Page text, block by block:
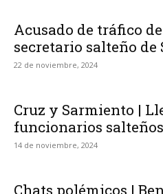
Acusado de tráfico
secretario salteño de
22 de noviembre, 2024
Cruz y Sarmiento |
funcionarios
14 de noviembre, 2024
Chats polémicos |